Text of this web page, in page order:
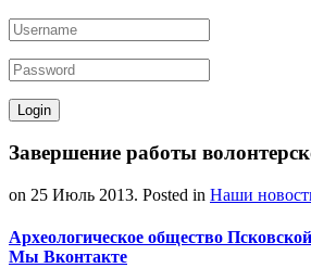
Завершение работы
on 25 Июль 2013. Posted in Наши
Археологическое общество
Мы Вконтакте